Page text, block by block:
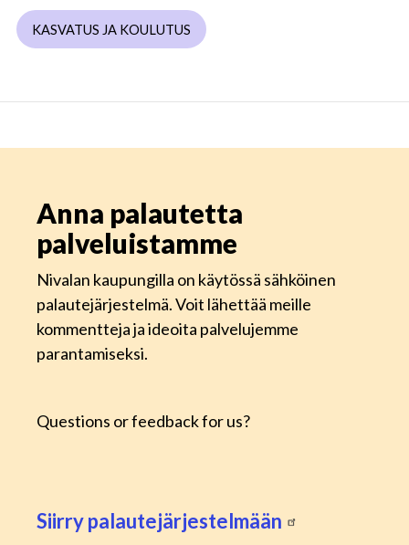
KASVATUS JA KOULUTUS
Anna palautetta
palveluistamme
Nivalan kaupungilla on käytössä sähköinen
palautejärjestelmä. Voit lähettää meille
kommentteja ja ideoita palvelujemme
parantamiseksi.
Questions or feedback for us?
Siirry palautejärjestelmään